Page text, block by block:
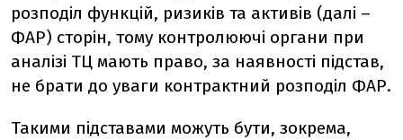
розподіл функцій, ризиків та активів (далі –
ФАР) сторін, тому контролюючі органи при
аналізі ТЦ мають право, за наявності підстав,
не брати до уваги контрактний розподіл ФАР.
Такими підставами можуть бути, зокрема,